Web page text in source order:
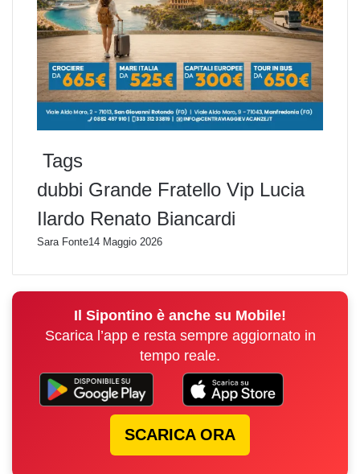
Tags
dubbi Grande Fratello Vip Lucia
Ilardo Renato Biancardi
Sara Fonte14 Maggio 2026
Il Sipontino è anche su Mobile!
Scarica l’app e resta sempre aggiornato in
tempo reale.
SCARICA ORA